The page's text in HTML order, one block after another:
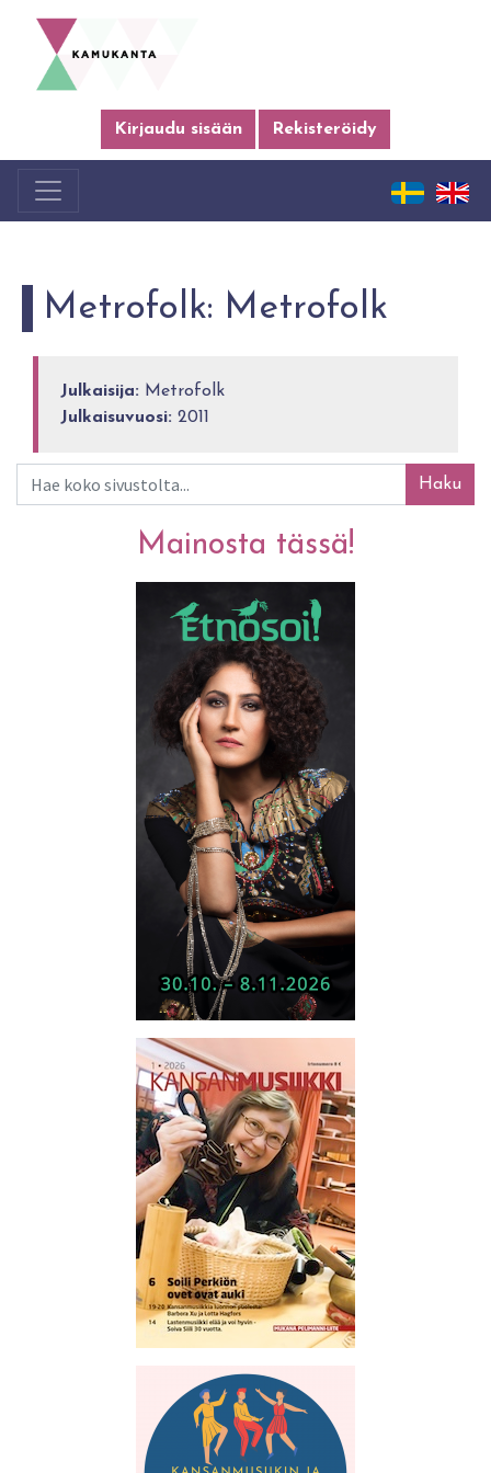
Kirjaudu sisään Rekisteröidy
Metrofolk: Metrofolk
Julkaisija: Metrofolk
Julkaisuvuosi: 2011
Haku
Mainosta tässä!